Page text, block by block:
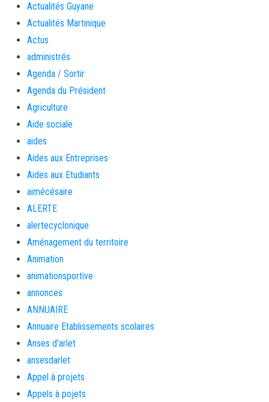
Actualités Guyane
Actualités Martinique
Actus
administrés
Agenda / Sortir
Agenda du Président
Agriculture
Aide sociale
aides
Aides aux Entreprises
Aides aux Etudiants
aimécésaire
ALERTE
alertecyclonique
Aménagement du territoire
Animation
animationsportive
annonces
ANNUAIRE
Annuaire Etablissements scolaires
Anses d'arlet
ansesdarlet
Appel à projets
Appels à pojets